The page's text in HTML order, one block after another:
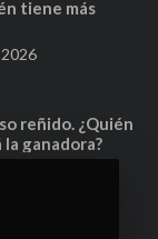
tiene más
reñido. ¿Quién
la ganadora?